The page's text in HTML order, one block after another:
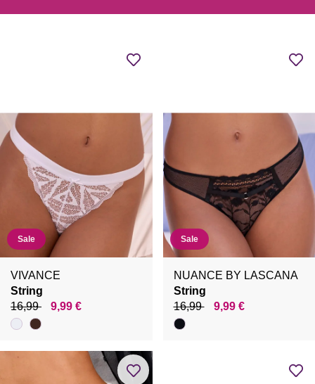
Sale
VIVANCE
String
16,99
9,99 €
Sale
NUANCE BY LASCANA
String
16,99
9,99 €